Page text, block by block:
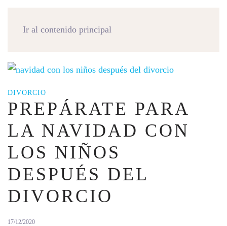
Ir al contenido principal
DIVORCIO
PREPÁRATE PARA
LA NAVIDAD CON
LOS NIÑOS
DESPUÉS DEL
DIVORCIO
17/12/2020